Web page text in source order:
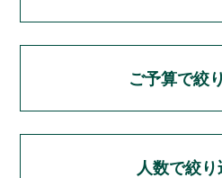
ご予算で絞
人数で絞り